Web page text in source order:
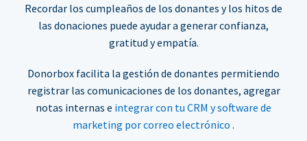
Recordar los cumpleaños de los donantes y los hitos de
las donaciones puede ayudar a generar confianza,
gratitud y empatía.
Donorbox facilita la gestión de donantes permitiendo
registrar las comunicaciones de los donantes, agregar
notas internas e integrar con tu CRM y software de
marketing por correo electrónico .